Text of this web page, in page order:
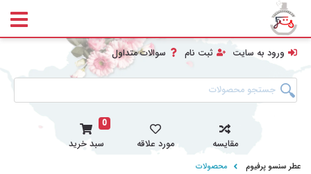
ورود به سایت ثبت نام سوالات متداول
مقایسه مورد علاقه
0
سبد خرید
عطر سنسو پرفیوم محصولات